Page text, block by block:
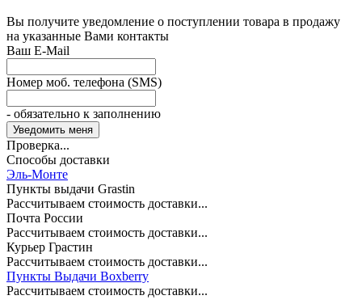
Вы получите уведомление о поступлении товара в продажу
на указанные Вами контакты
Ваш E-Mail
Номер моб. телефона (SMS)
- обязательно к заполнению
Проверка...
Способы доставки
Эль-Монте
Пункты выдачи Grastin
Рассчитываем стоимость доставки...
Почта России
Рассчитываем стоимость доставки...
Курьер Грастин
Рассчитываем стоимость доставки...
Пункты Выдачи Boxberry
Рассчитываем стоимость доставки...